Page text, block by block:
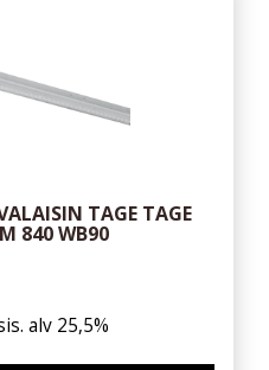
TAGE TAGE
840 WB90
alv 25,5%